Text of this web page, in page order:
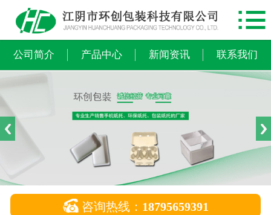
网站首页
产品中心
联系我们

公司简介 产品中心 新闻资讯 联系我们
 咨询热线： 18795659391